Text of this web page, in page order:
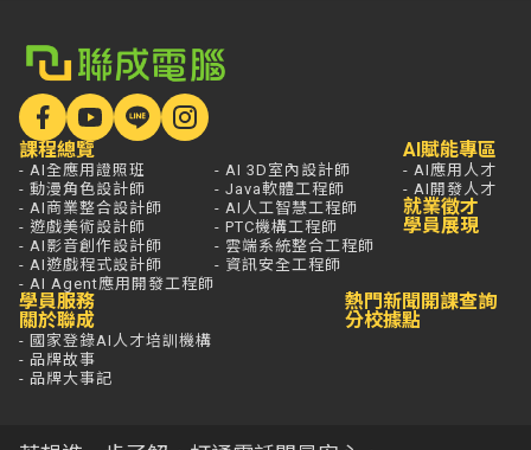
課程總覽
- AI全應用證照班
- 動漫角色設計師
- AI商業整合設計師
- 遊戲美術設計師
- AI影音創作設計師
- AI遊戲程式設計師
- AI Agent應用開發工程師
- AI 3D室內設計師
- Java軟體工程師
- AI人工智慧工程師
- PTC機構工程師
- 雲端系統整合工程師
- 資訊安全工程師
AI賦能專區
- AI應用人才
- AI開發人才
就業徵才
學員展現
學員服務
關於聯成
- 國家登錄AI人才培訓機構
- 品牌故事
- 品牌大事記
熱門新聞
分校據點
開課查詢